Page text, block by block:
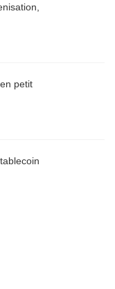
petit